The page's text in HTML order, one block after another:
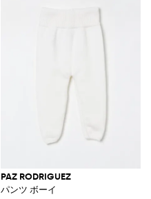
PAZ RODRIGUEZ
パンツ ボーイ